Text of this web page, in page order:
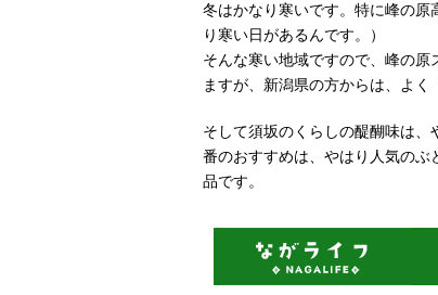
冬はかなり寒いです。特に峰の原
り寒い日があるんです。）
そんな寒い地域ですので、峰の
ますが、新潟県の方からは、よく
そして須坂のくらしの醍醐味は
番のおすすめは、やはり人気の
品です。